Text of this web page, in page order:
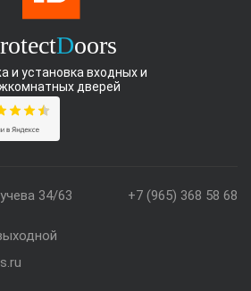
rotectDoors
и установка входных и
дверей
+7 (965) 368 58 68
34/63